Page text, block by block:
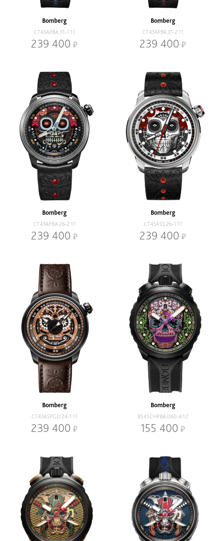
В наличии
Механизм
Кварцевый
Механический
Браслет
Диаметр, мм
Bomberg
CT43APBA.31-1.11
239 400
Bomberg
CT43APBR.31-2.11
239 400
Bomberg
CT43APBA.26-2.11
239 400
Bomberg
CT43ASS.26-1.11
239 400
Bomberg
CT43ASPGD.24-1.11
239 400
Bomberg
BS45CHPBA.060-4.12
155 400